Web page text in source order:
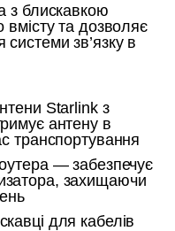
з блискавкою
вмісту та дозволяє
зв’язку в
Starlink з
антену в
транспортування
— забезпечує
захищаючи
для кабелів